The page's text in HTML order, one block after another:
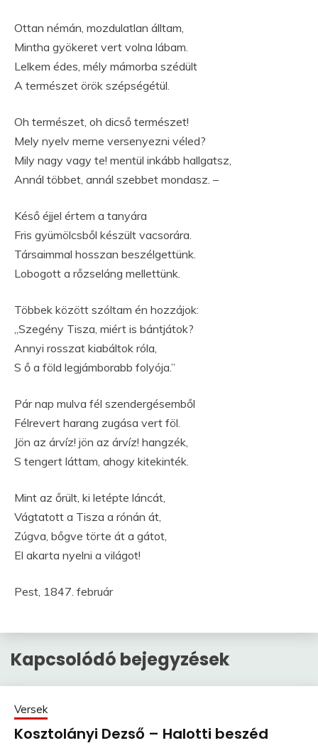
Ottan némán, mozdulatlan álltam,
Mintha gyökeret vert volna lábam.
Lelkem édes, mély mámorba szédült
A természet örök szépségétül.
Oh természet, oh dicső természet!
Mely nyelv merne versenyezni véled?
Mily nagy vagy te! mentül inkább hallgatsz,
Annál többet, annál szebbet mondasz. –
Késő éjjel értem a tanyára
Fris gyümölcsből készült vacsorára.
Társaimmal hosszan beszélgettünk.
Lobogott a rőzseláng mellettünk.
Többek között szóltam én hozzájok:
„Szegény Tisza, miért is bántjátok?
Annyi rosszat kiabáltok róla,
S ő a föld legjámborabb folyója.”
Pár nap mulva fél szendergésemből
Félrevert harang zugása vert föl.
Jön az árvíz! jön az árvíz! hangzék,
S tengert láttam, ahogy kitekinték.
Mint az őrült, ki letépte láncát,
Vágtatott a Tisza a rónán át,
Zúgva, bőgve törte át a gátot,
El akarta nyelni a világot!
Pest, 1847. február
Kapcsolódó bejegyzések
Versek
Kosztolányi Dezső – Halotti beszéd